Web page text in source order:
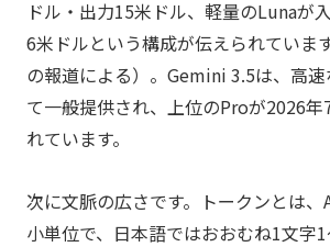
ドル・出力15米ドル、軽量のLunaが
6米ドルという構成が伝えられていま
の報道による）。Gemini 3.5は、高
て一般提供され、上位のProが2026年
れています。
次に文脈の広さです。トークンとは
小単位で、日本語ではおおむね1文字